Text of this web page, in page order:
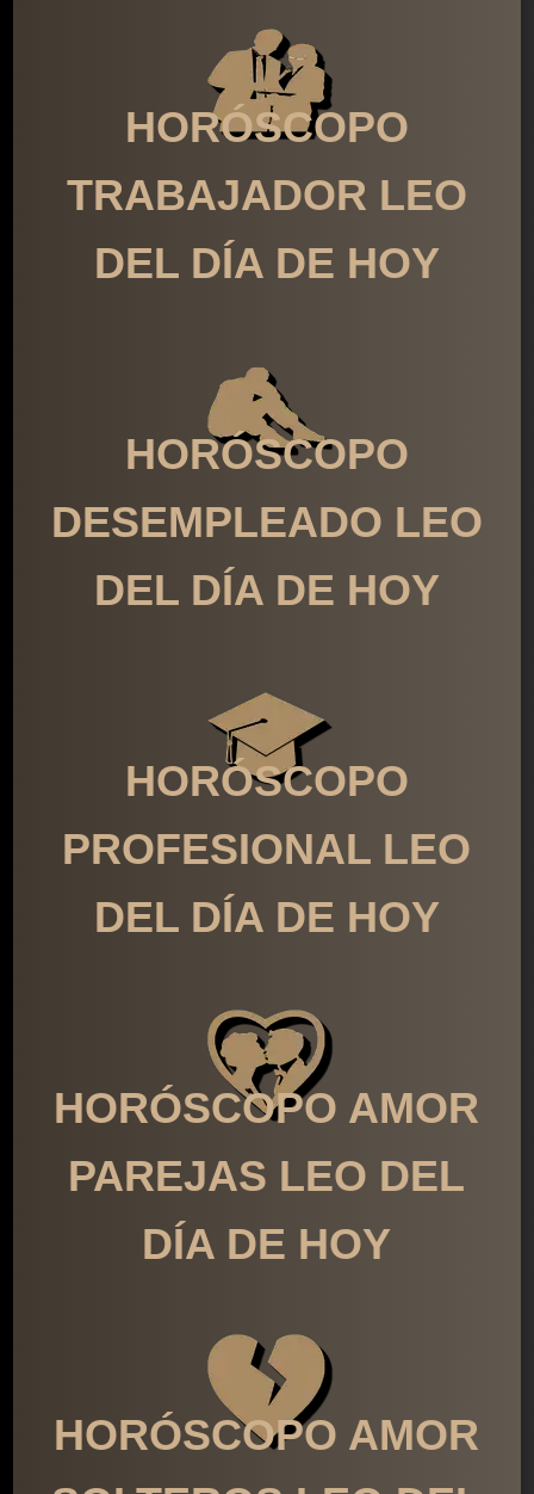
HORÓSCOPO
TRABAJADOR LEO
DEL DÍA DE HOY
HORÓSCOPO
DESEMPLEADO LEO
DEL DÍA DE HOY
HORÓSCOPO
PROFESIONAL LEO
DEL DÍA DE HOY
HORÓSCOPO AMOR
PAREJAS LEO DEL
DÍA DE HOY
HORÓSCOPO AMOR